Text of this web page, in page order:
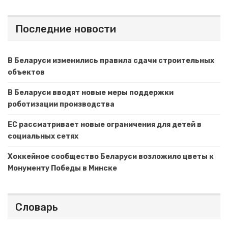
Последние новости
В Беларуси изменились правила сдачи строительных
объектов
В Беларуси вводят новые меры поддержки
роботизации производства
ЕС рассматривает новые ограничения для детей в
социальных сетях
Хоккейное сообщество Беларуси возложило цветы к
Монументу Победы в Минске
Словарь